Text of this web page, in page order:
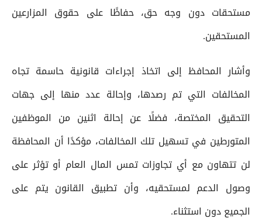
مستحقات دون وجه حق، حفاظًا على حقوق المزارعين
المستحقين.
وأشار المحافظ إلى اتخاذ إجراءات قانونية حاسمة تجاه
المخالفات التي تم رصدها، وإحالة عدد منها إلى جهات
التحقيق المختصة، فضلًا عن إحالة اثنين من الموظفين
المتورطين في تسهيل تلك المخالفات، مؤكدًا أن المحافظة
لن تتهاون مع أي تجاوزات تمس المال العام أو تؤثر على
وصول الدعم لمستحقيه، وأن تطبيق القانون يتم على
الجميع دون استثناء.